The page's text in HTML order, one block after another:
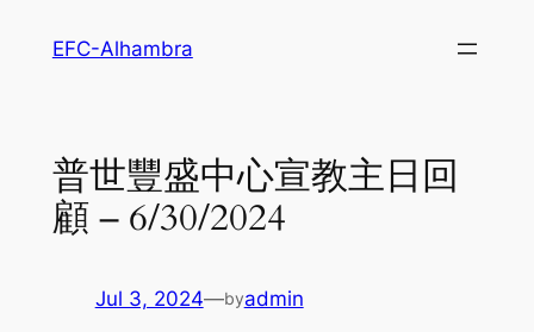
EFC-Alhambra
普世豐盛中心宣教主日回
顧 – 6/30/2024
Jul 3, 2024—byadmin